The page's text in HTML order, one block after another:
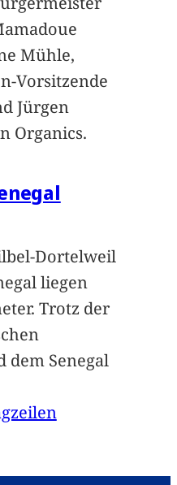
Mühle,
Vorsitzende
Jürgen
Organics.
Dortelweil
liegen
Trotz der
dem Senegal